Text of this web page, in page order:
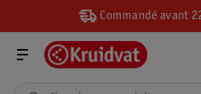
Commandé avant